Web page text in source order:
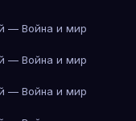
— Война и мир
— Война и мир
— Война и мир